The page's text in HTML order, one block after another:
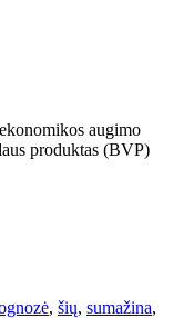
augimo
produktas (BVP)
, šių, sumažina,